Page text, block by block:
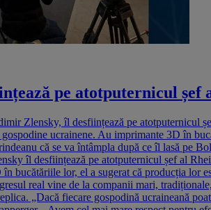
pe atotputernicul
Zlensky, îl desființează pe atotputernicul
ucrainene. Au imprimante 3D în
că se va întâmpla după ce îl lasă pe
îl desființează pe atotputernicul șef al
bucătăriile lor, el a sugerat că producția lor
real vine de la companii mari,
„Dacă fiecare gospodină ucraineană